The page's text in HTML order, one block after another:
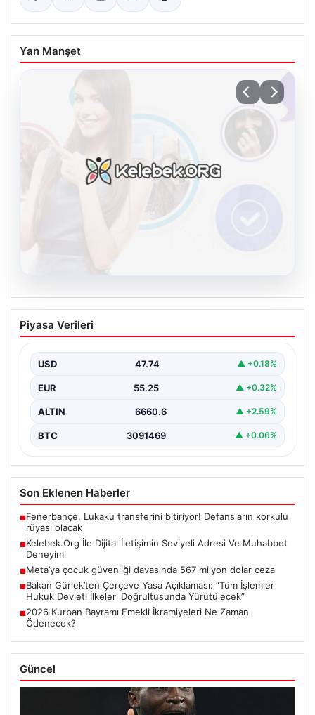
Yan Manşet
Kelebek.Org İle Dijital İletişimin Seviyeli
Adresi Ve Muhabbet Deneyimi
kurması büyük bir hassasiyet ifade etmektedir.
Günümüzde…
Piyasa Verileri
USD 47.74 ▲ +0.18%
EUR 55.25 ▲ +0.32%
ALTIN 6660.6 ▲ +2.59%
BTC 3091469 ▲ +0.06%
Son Eklenen Haberler
■Fenerbahçe, Lukaku transferini bitiriyor! Defansların korkulu
rüyası olacak
■Kelebek.Org İle Dijital İletişimin Seviyeli Adresi Ve Muhabbet
Deneyimi
■Meta’ya çocuk güvenliği davasında 567 milyon dolar ceza
■Bakan Gürlek’ten Çerçeve Yasa Açıklaması: “Tüm İşlemler
Hukuk Devleti İlkeleri Doğrultusunda Yürütülecek”
■2026 Kurban Bayramı Emekli İkramiyeleri Ne Zaman
Ödenecek?
Güncel